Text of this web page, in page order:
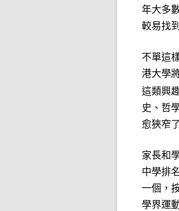
年大多
較易找
不單這
港大學
這類興
史、哲
愈狹窄
家長和
中學排
一個，
學界運